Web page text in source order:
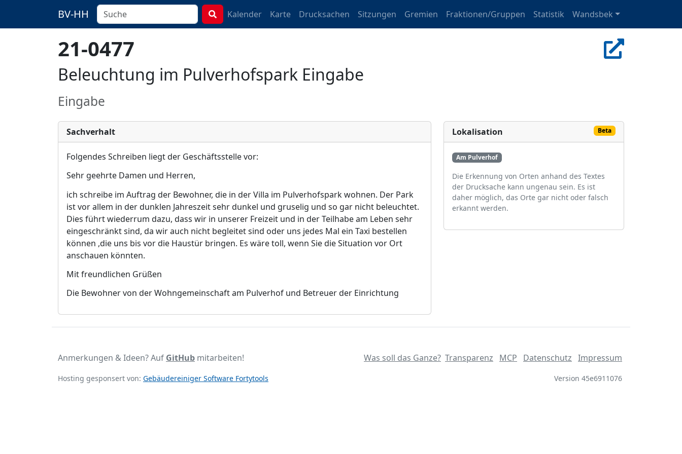
BV-HH Kalender Karte Drucksachen Sitzungen Gremien Fraktionen/Gruppen Statistik Wandsbek
21-0477
Beleuchtung im Pulverhofspark Eingabe
Eingabe
Sachverhalt
Folgendes Schreiben liegt der Geschäftsstelle vor:
Sehr geehrte Damen und Herren,
ich schreibe im Auftrag der Bewohner, die in der Villa im Pulverhofspark wohnen. Der Park
ist vor allem in der dunklen Jahreszeit sehr dunkel und gruselig und so gar nicht beleuchtet.
Dies führt wiederrum dazu, dass wir in unserer Freizeit und in der Teilhabe am Leben sehr
eingeschränkt sind, da wir auch nicht begleitet sind oder uns jedes Mal ein Taxi bestellen
können ,die uns bis vor die Haustür bringen. Es wäre toll, wenn Sie die Situation vor Ort
anschauen könnten.
Mit freundlichen Grüßen
Die Bewohner von der Wohngemeinschaft am Pulverhof und Betreuer der Einrichtung
Lokalisation Beta
Am Pulverhof
Die Erkennung von Orten anhand des Textes
der Drucksache kann ungenau sein. Es ist
daher möglich, das Orte gar nicht oder falsch
erkannt werden.
Was soll das Ganze? Transparenz MCP Datenschutz Impressum
Version 45e6911076
Anmerkungen & Ideen? Auf GitHub mitarbeiten!
Hosting gesponsert von: Gebäudereiniger Software Fortytools